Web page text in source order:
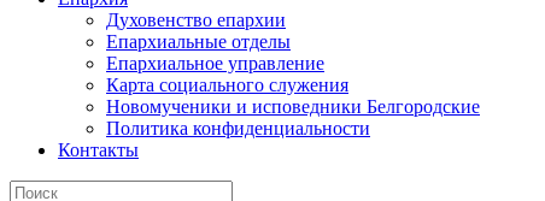
Духовенство епархии
Епархиальные отделы
Епархиальное управление
Карта социального служения
Новомученики и исповедники Белгородские
Политика конфиденциальности
Контакты